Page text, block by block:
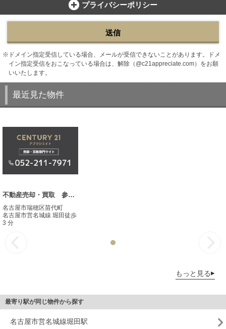
プライバシーポリシー
送信
ドメイン指定受信している場合、メールが受信できないことがあります。ドメ
イン指定受信をおこなっている場合は、解除（@c21appreciate.com）をお願
いいたします。
最近見た物件
不動産売却・買取 参考事例
名古屋市瑞穂区苗代町
名古屋市営名城線 堀田徒歩
3 分
もっと見る
最寄り駅が同じ物件から探す
名古屋市営名城線堀田駅